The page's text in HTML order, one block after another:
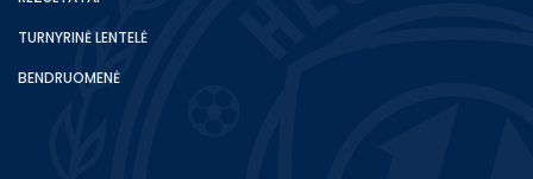
TURNYRINĖ LENTELĖ
BENDRUOMENĖ